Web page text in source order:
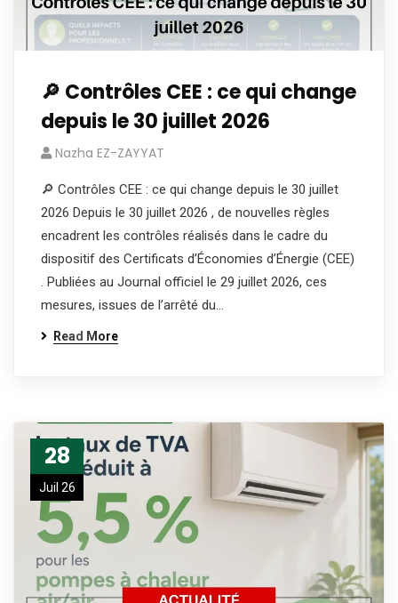
🔎 Contrôles CEE : ce qui change
depuis le 30 juillet 2026
Nazha EZ-ZAYYAT
🔎 Contrôles CEE : ce qui change depuis le 30 juillet
2026 Depuis le 30 juillet 2026 , de nouvelles règles
encadrent les contrôles réalisés dans le cadre du
dispositif des Certificats d’Économies d’Énergie (CEE)
. Publiées au Journal officiel le 29 juillet 2026, ces
mesures, issues de l’arrêté du…
Read More
28
Juil 26